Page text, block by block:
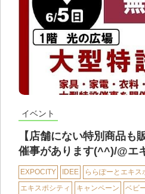
イベント
【店舗にない特別商品も
催事があります(^^)/@エ
EXPOCITY IDEE ららぽーとエキス
エキスポシティ
キャンペーン ベビ